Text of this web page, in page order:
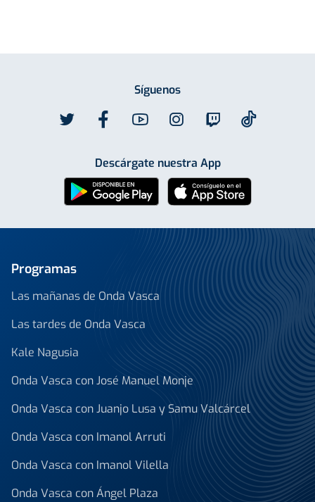
Síguenos
Descárgate nuestra App
Programas
Las mañanas de Onda Vasca
Las tardes de Onda Vasca
Kale Nagusia
Onda Vasca con José Manuel Monje
Onda Vasca con Juanjo Lusa y Samu Valcárcel
Onda Vasca con Imanol Arruti
Onda Vasca con Imanol Vilella
Onda Vasca con Ángel Plaza